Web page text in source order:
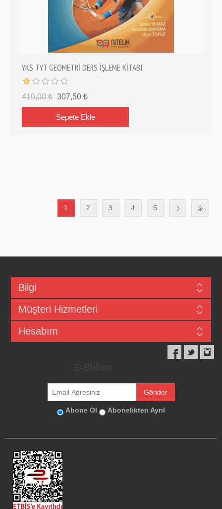
YKS TYT GEOMETRİ DERS İŞLEME KİTABI
410,00 ₺ 307,50 ₺
1 2 3 4 5
Bilgi
Müşteri Hizmetleri
Hesabım
Abone Ol Abonelikten Ayrıl